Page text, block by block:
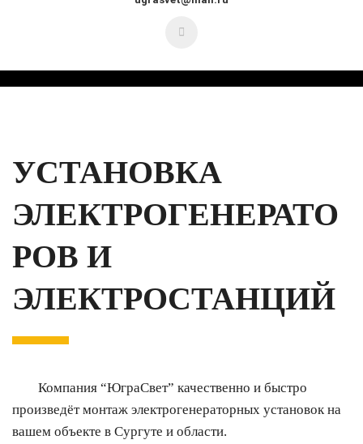
УСТАНОВКА
ЭЛЕКТРОГЕНЕРАТО
РОВ И
ЭЛЕКТРОСТАНЦИЙ
Компания “ЮграСвет” качественно и быстро
произведёт монтаж электрогенераторных установок на
вашем объекте в Сургуте и области.